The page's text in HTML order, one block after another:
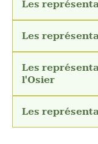
Les
Les
Les
l'Osier
Les